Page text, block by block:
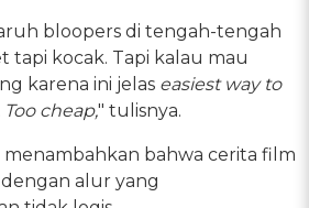
bloopers di tengah-tengah
tapi kocak. Tapi kalau mau
karena ini jelas easiest way to
cheap," tulisnya.
bahwa cerita film
dengan alur yang